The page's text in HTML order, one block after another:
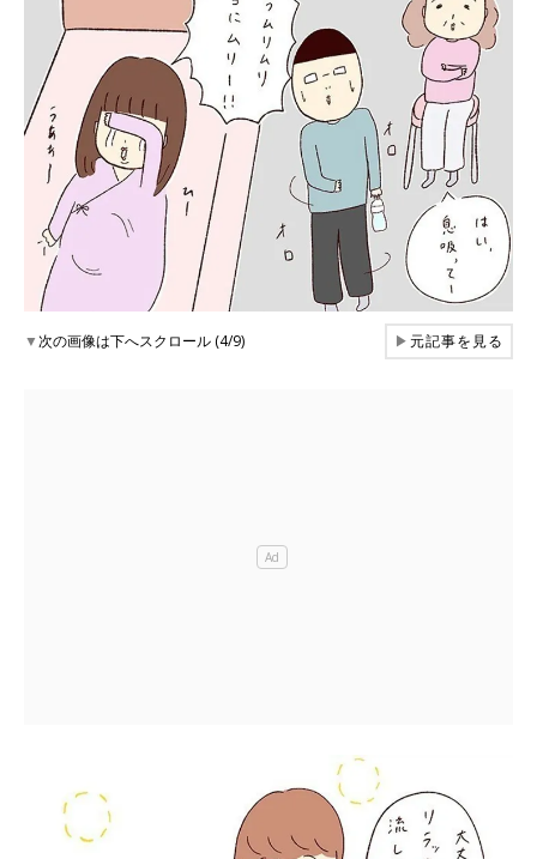
▼次の画像は下へスクロール (4/9) ▶元記事を見る